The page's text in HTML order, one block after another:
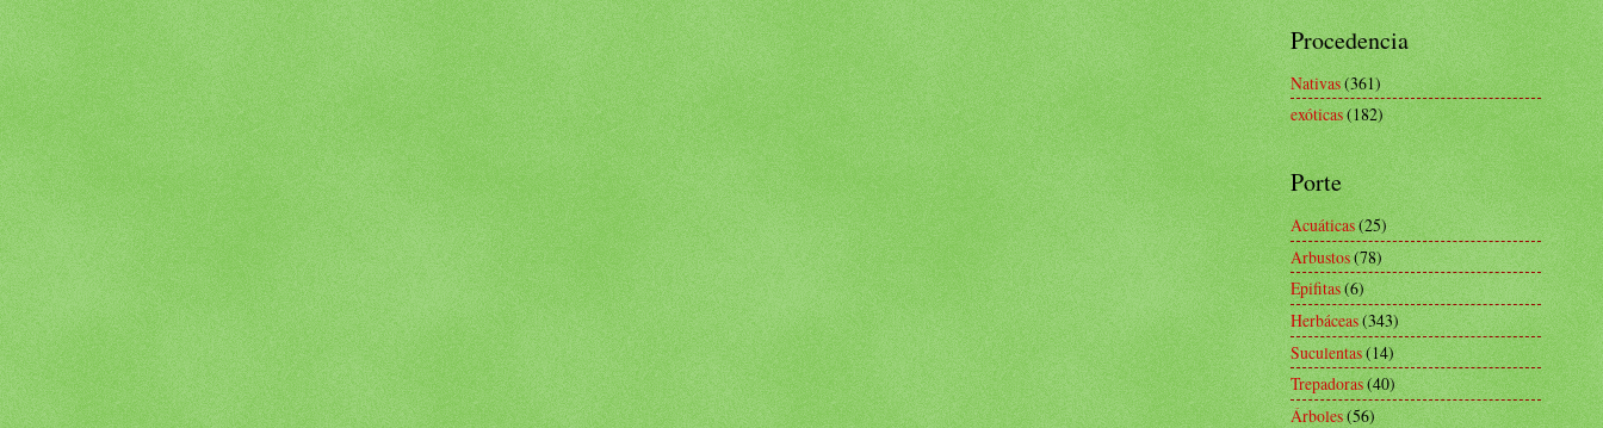
Procedencia
Nativas(361)
exóticas(182)
Porte
Acuáticas(25)
Arbustos(78)
Epifitas(6)
Herbáceas(343)
Suculentas(14)
Trepadoras(40)
Árboles(56)